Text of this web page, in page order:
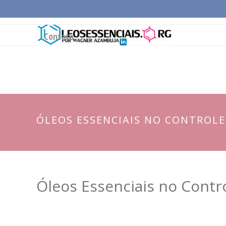
Contato
ÓLEOS ESSENCIAIS NO
Óleos Essenciais no